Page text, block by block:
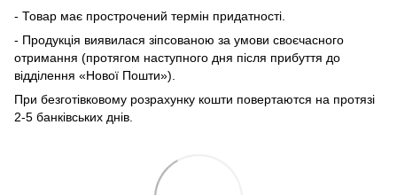
- Товар має прострочений термін придатності.
- Продукція виявилася зіпсованою за умови своєчасного
отримання (протягом наступного дня після прибуття до
відділення «Нової Пошти»).
При безготівковому розрахунку кошти повертаются на протязі
2-5 банківських днів.